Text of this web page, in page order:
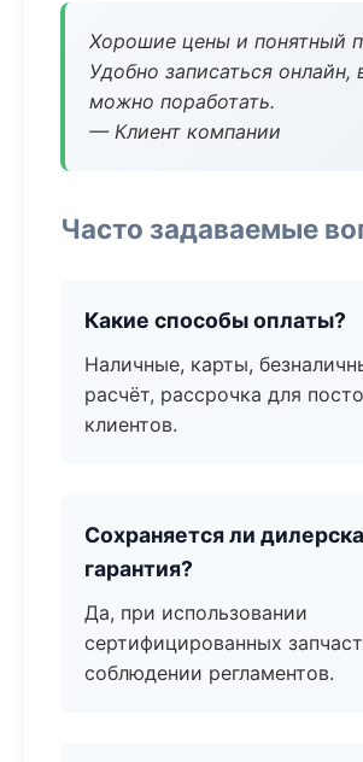
Хорошие цены и понятный
Удобно записаться онлайн,
можно поработать.
— Клиент компании
Часто задаваемые
Какие способы оплаты?
Наличные, карты,
расчёт, рассрочка для
клиентов.
Сохраняется ли
гарантия?
Да, при использовании
сертифицированных
соблюдении регламентов.